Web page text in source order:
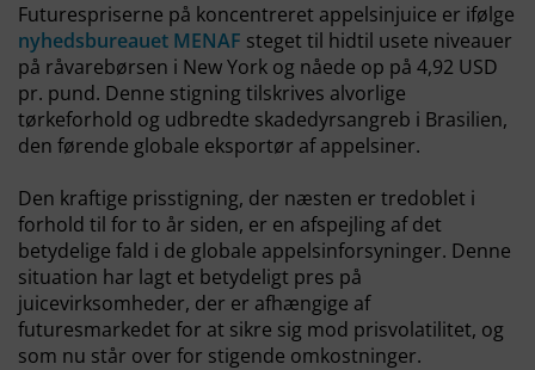
Futurespriserne på koncentreret appelsinjuice er ifølge
nyhedsbureauet MENAF steget til hidtil usete niveauer
på råvarebørsen i New York og nåede op på 4,92 USD
pr. pund. Denne stigning tilskrives alvorlige
tørkeforhold og udbredte skadedyrsangreb i Brasilien,
den førende globale eksportør af appelsiner.
Den kraftige prisstigning, der næsten er tredoblet i
forhold til for to år siden, er en afspejling af det
betydelige fald i de globale appelsinforsyninger. Denne
situation har lagt et betydeligt pres på
juicevirksomheder, der er afhængige af
futuresmarkedet for at sikre sig mod prisvolatilitet, og
som nu står over for stigende omkostninger.